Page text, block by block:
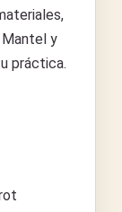
y
práctica.